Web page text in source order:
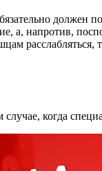
должен
а, напротив,
когда